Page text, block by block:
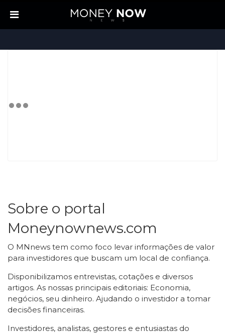
Sobre o portal
Moneynownews.com
O MNnews tem como foco levar informações de valor
para investidores que buscam um local de confiança.
Disponibilizamos entrevistas, cotações e diversos
artigos. As nossas principais editoriais: Economia,
negócios, seu dinheiro. Ajudando o investidor a tomar
decisões financeiras.
Investidores, analistas, gestores e entusiastas do